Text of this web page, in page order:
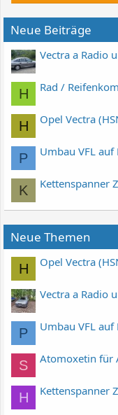
Neue Beiträge
Vectra a Radio
H Rad /
H Opel Vectra
P Umbau VFL auf
K Kettenspanner
Neue Themen
H Opel Vectra
Vectra a Radio
P Umbau VFL auf
S Atomoxetin für
H Kettenspanner